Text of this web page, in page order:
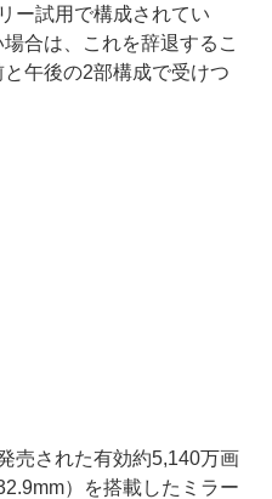
ー試用で構成されてい
合は、これを辞退するこ
午後の2部構成で受けつ
売された有効約5,140万画
）を搭載したミラー